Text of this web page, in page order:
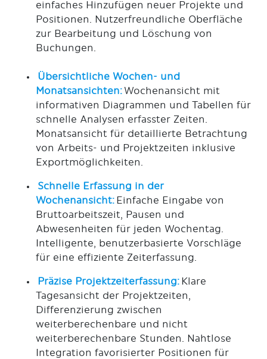
einfaches Hinzufügen neuer Projekte und
Positionen. Nutzerfreundliche Oberfläche
zur Bearbeitung und Löschung von
Buchungen.
Übersichtliche Wochen- und
Monatsansichten: Wochenansicht mit
informativen Diagrammen und Tabellen für
schnelle Analysen erfasster Zeiten.
Monatsansicht für detaillierte Betrachtung
von Arbeits- und Projektzeiten inklusive
Exportmöglichkeiten.
Schnelle Erfassung in der
Wochenansicht: Einfache Eingabe von
Bruttoarbeitszeit, Pausen und
Abwesenheiten für jeden Wochentag.
Intelligente, benutzerbasierte Vorschläge
für eine effiziente Zeiterfassung.
Präzise Projektzeiterfassung: Klare
Tagesansicht der Projektzeiten,
Differenzierung zwischen
weiterberechenbare und nicht
weiterberechenbare Stunden. Nahtlose
Integration favorisierter Positionen für